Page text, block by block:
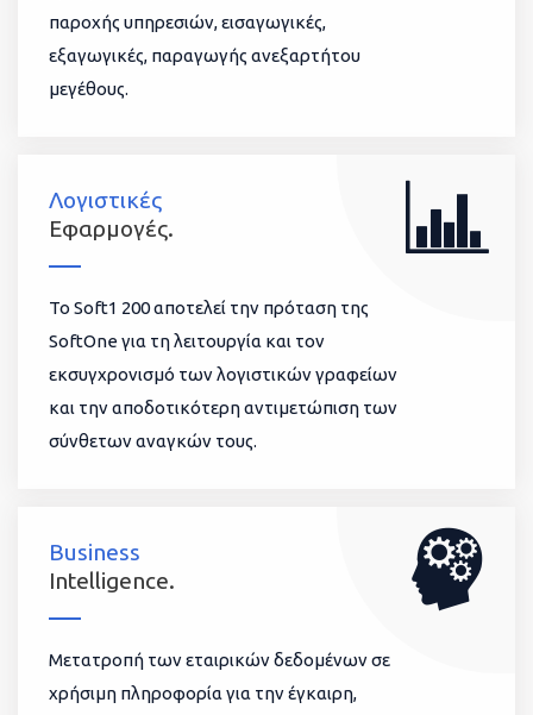
παροχής υπηρεσιών, εισαγωγικές,
εξαγωγικές, παραγωγής ανεξαρτήτου
μεγέθους.
Λογιστικές
Εφαρμογές.
To Soft1 200 αποτελεί την πρόταση της
SoftOne για τη λειτουργία και τον
εκσυγχρονισμό των λογιστικών γραφείων
και την αποδοτικότερη αντιμετώπιση των
σύνθετων αναγκών τους.
Business
Intelligence.
Μετατροπή των εταιρικών δεδομένων σε
χρήσιμη πληροφορία για την έγκαιρη,